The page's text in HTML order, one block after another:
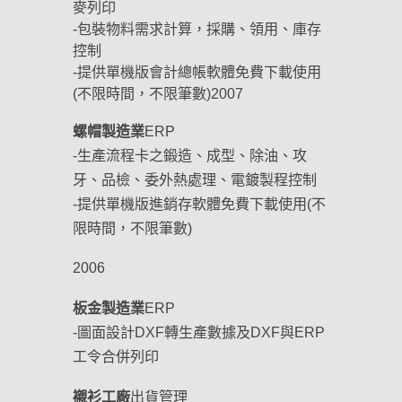
麥列印
-包裝物料需求計算，採購、領用、庫存
控制
-提供單機版會計總帳軟體免費下載使用
(不限時間，不限筆數)2007
螺帽製造業ERP
-生產流程卡之鍛造、成型、除油、攻
牙、品檢、委外熱處理、電鍍製程控制
-提供單機版進銷存軟體免費下載使用(不
限時間，不限筆數)
2006
板金製造業ERP
-圖面設計DXF轉生產數據及DXF與ERP
工令合併列印
襯衫工廠出貨管理